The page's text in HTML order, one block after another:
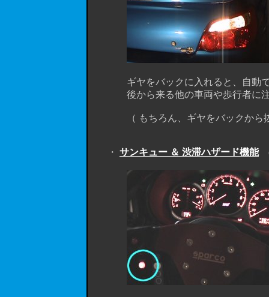
ギヤをバックに入れると、自動で
後から来る他の車両や歩行者に注
（ もちろん、ギヤをバックから抜
・ サンキュー ＆ 渋滞ハザード機能(